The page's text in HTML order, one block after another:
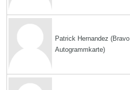
Patrick Hernandez (Bravo
Autogrammkarte)